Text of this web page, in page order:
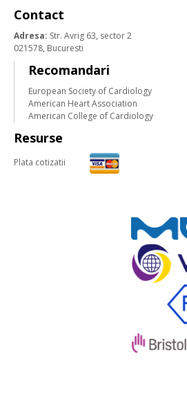
Contact
Adresa: Str. Avrig 63, sector 2
021578, Bucuresti
Recomandari
European Society of Cardiology
American Heart Association
American College of Cardiology
Resurse
Plata cotizatii